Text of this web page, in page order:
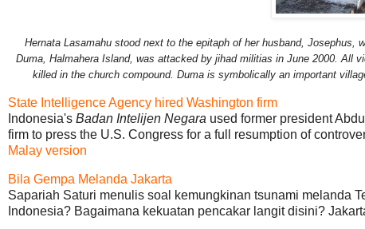
Hernata Lasamahu stood next to the epitaph of her husband, Josephus,
Duma, Halmahera Island, was attacked by jihad militias in June 2000. All
killed in the church compound. Duma is symbolically an important
State Intelligence Agency hired Washington firm
Indonesia's Badan Intelijen Negara used former president
firm to press the U.S. Congress for a full resumption of
Malay version
Bila Gempa Melanda Jakarta
Sapariah Saturi menulis soal kemungkinan tsunami melanda
Indonesia? Bagaimana kekuatan pencakar langit disini?